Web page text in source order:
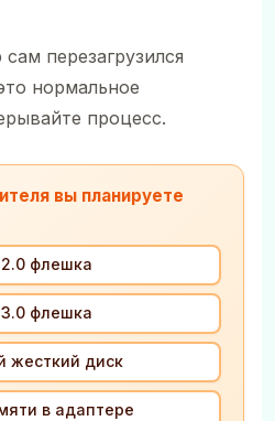
перезагрузился
нормальное
процесс.
вы планируете
2.0 флешка
3.0 флешка
жесткий диск
в адаптере